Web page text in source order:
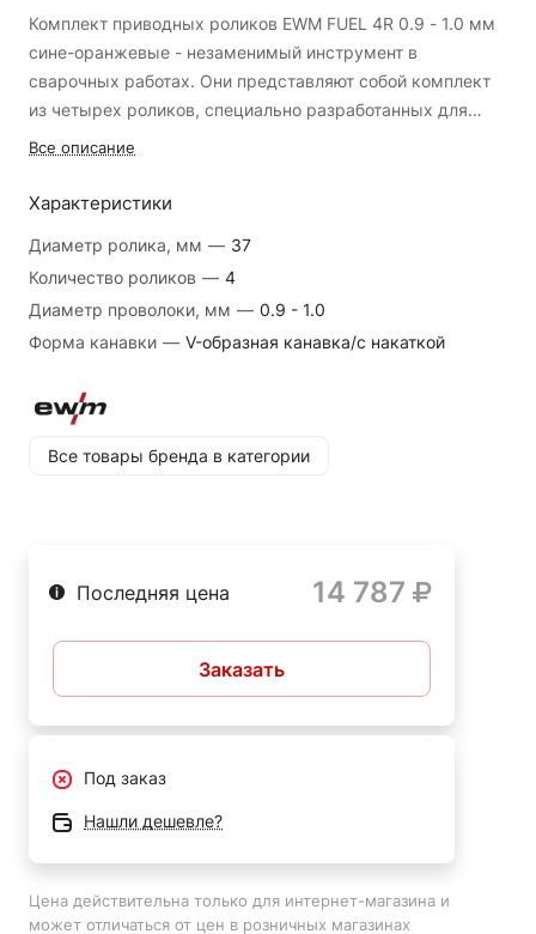
Комплект приводных роликов EWM FUEL 4R 0.9 - 1.0 мм
сине-оранжевые - незаменимый инструмент в
сварочных работах. Они представляют собой комплект
из четырех роликов, специально разработанных для
работы с проволокой диаметром от 0.9 до 1.0 мм. Они
делает их легко узнаваемыми и помогает визуально
преимущества комплекта приводных роликов EWM FUEL
4R:
обеспечивает долговечность и надежность их работы.
Легкая установка и замена - ролики легко
инструментах, благодаря чему процесс работы
становится более удобным и эффективным.
Отличное сцепление с проволокой - ролики
обеспечивают надежное сцепление с проволокой, что
позволяет достичь высокого качества сварочных швов.
Регулировка под нужный диаметр - ролики имеют
Комплект приводных роликов EWM FUEL 4R применяется
в сварочных инструментах, где они крепятся на
специальные валы или оси. Они используются для
плавную и равномерную подачу. Таким образом, ролики
качество и скорость работы.
Все описание
Характеристики
Диаметр ролика, мм — 37
Количество роликов — 4
Диаметр проволоки, мм — 0.9 - 1.0
Форма канавки — V-образная канавка/с накаткой
Все товары бренда в категории
Последняя цена 14 787
Заказать
Под заказ
Нашли дешевле?
Цена действительна только для интернет-магазина и
может отличаться от цен в розничных магазинах